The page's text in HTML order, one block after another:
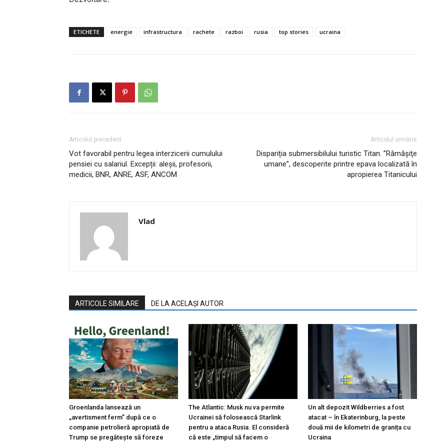
ETICHETE energie infrastructura rachete razboi rusia top stories ucraina
Articolul precedent
Vot favorabil pentru legea interzicerii cumulului
pensiei cu salariul. Excepții: aleşii, profesorii,
medicii, BNR, ANRE, ASF, ANCOM
Articolul următor
Dispariția submersibilului turistic Titan. ”Rămăşiţe
umane”, descoperite printre epava localizată în
apropierea Titanicului
Vlad
ARTICOLE SIMILARE DE LA ACELAȘI AUTOR
Groenlanda lansează un
„avertisment ferm” după ce o
companie petrolieră apropiată de
Trump se pregătește să foreze
The Atlantic: Musk nu va permite
Ucrainei să folosească Starlink
pentru a ataca Rusia. El consideră
că este „timpul să facem o
Un alt depozit Wildberries a fost
atacat – în Ekaterinburg, la peste
două mii de kilometri de granița cu
Ucraina